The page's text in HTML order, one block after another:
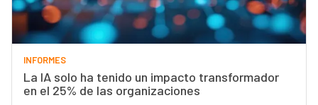
INFORMES
La IA solo ha tenido un impacto transformador
en el 25% de las organizaciones